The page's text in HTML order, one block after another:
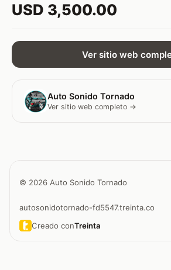
USD 3,500.00
Ver sitio web
Auto Sonido Tornado
Ver sitio web completo →
© 2026 Auto Sonido Tornado
autosonidotornado-fd5547.treinta.co
Creado conTreinta